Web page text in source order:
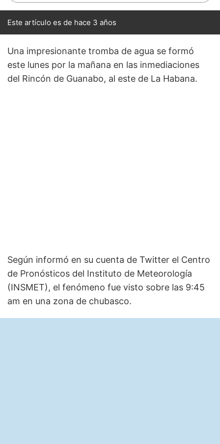
Este artículo es de hace 3 años
Una impresionante tromba de agua se formó
este lunes por la mañana en las inmediaciones
del Rincón de Guanabo, al este de La Habana.
Según informó en su cuenta de Twitter el Centro
de Pronósticos del Instituto de Meteorología
(INSMET), el fenómeno fue visto sobre las 9:45
am en una zona de chubasco.